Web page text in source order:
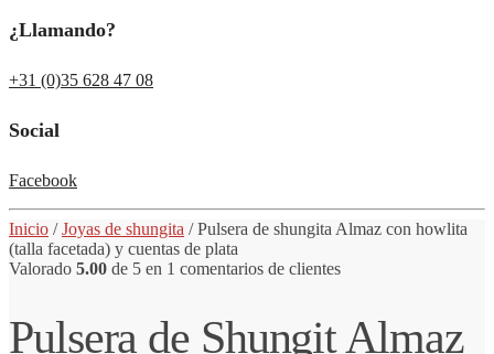
¿Llamando?
+31 (0)35 628 47 08
Social
Facebook
Inicio /Joyas de shungita /Pulsera de shungita Almaz con howlita
(talla facetada) y cuentas de plata
Valorado 5.00 de 5 en 1 comentarios de clientes
Pulsera de Shungit Almaz